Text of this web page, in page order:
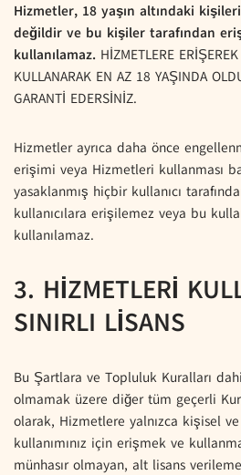
Hizmetler, 18 yaşın altındaki
değildir ve bu kişiler tarafından
kullanılamaz. HİZMETLERE
KULLANARAK EN AZ 18 YAŞINDA
GARANTİ EDERSİNİZ.
Hizmetler ayrıca daha önce
erişimi veya Hizmetleri kullanması
yasaklanmış hiçbir kullanıcı
kullanıcılara erişilemez veya bu
kullanılamaz.
3. HİZMETLERİ
SINIRLI LİSANS
Bu Şartlara ve Topluluk Kuralları
olmamak üzere diğer tüm geçerli
olarak, Hizmetlere yalnızca kişisel
kullanımınız için erişmek ve
münhasır olmayan, alt lisans